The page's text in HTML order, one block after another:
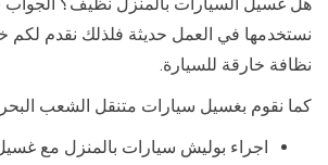
نستخدمها في العمل حديثة فلذلك نقدم لكم
نظافة خارقة للسيارة.
كما نقوم بغسيل سيارات متنقل الشعب
اجراء بوليش سيارات بالمنزل مع